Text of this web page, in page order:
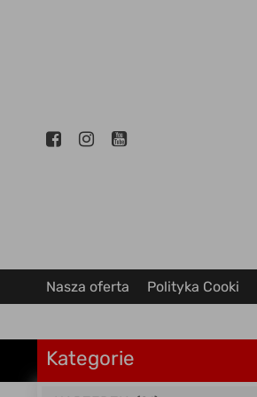
Nasza oferta Polityka Cooki
Kategorie